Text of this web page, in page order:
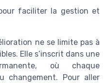
faciliter la gestion et
ne se limite pas à
Elle s’inscrit dans une
où chaque
changement. Pour aller